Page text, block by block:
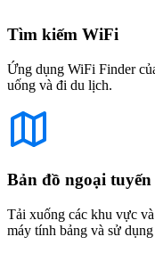
Tìm kiếm WiFi
Ứng dụng WiFi Finder
uống và đi du lịch.
Bản đồ ngoại tuyến
Tải xuống các khu vực
máy tính bảng và sử